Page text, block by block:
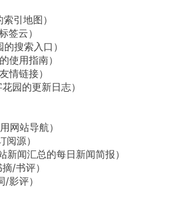
引地图）
签云）
搜索入口）
使用指南）
情链接）
园的更新日志）
网站导航）
源）
闻汇总的每日新闻简报）
/书评）
影评）